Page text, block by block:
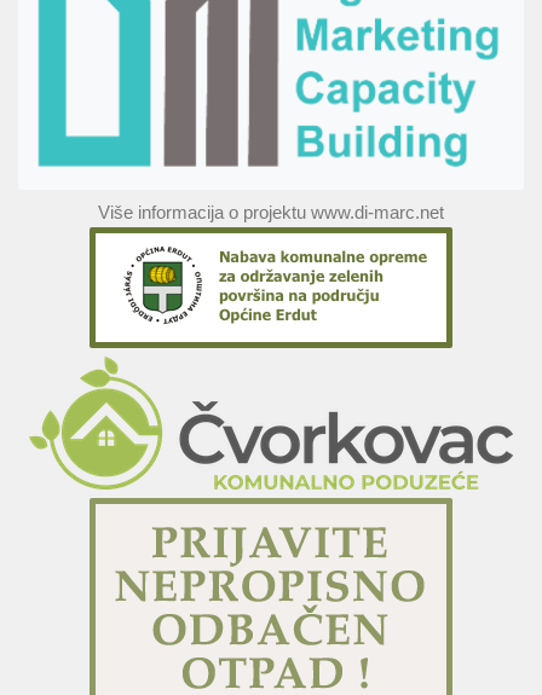
Više informacija o projektu www.di-marc.net